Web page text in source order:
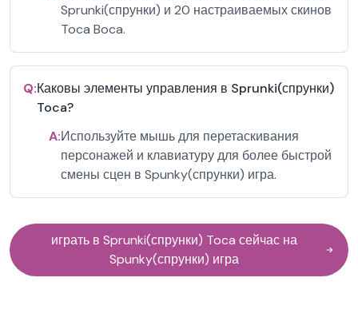
Sprunki(спрунки) и 20 настраиваемых скинов
Toca Boca.
Q:Каковы элементы управления в Sprunki(спрунки)
Toca?
A:Используйте мышь для перетаскивания
персонажей и клавиатуру для более быстрой
смены сцен в Spunky(спрунки) игра.
играть в Sprunki(спрунки) Toca сейчас на
Spunky(спрунки) игра